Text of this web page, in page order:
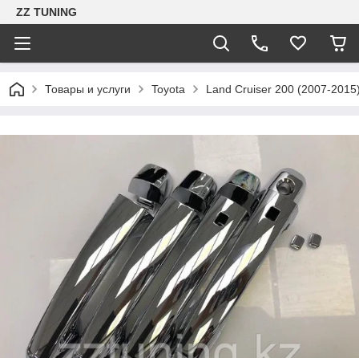
ZZ TUNING
Товары и услуги Toyota Land Cruiser 200 (2007-